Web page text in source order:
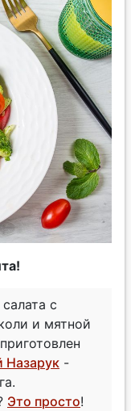
с
и мятной
Назарук -
Это просто!